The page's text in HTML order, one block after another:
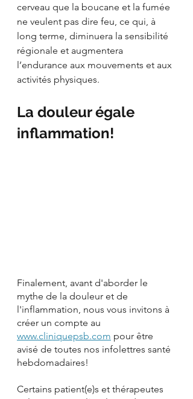
cerveau que la boucane et la fumée
ne veulent pas dire feu, ce qui, à
long terme, diminuera la sensibilité
régionale et augmentera
l’endurance aux mouvements et aux
activités physiques.
La douleur égale
inflammation!
Finalement, avant d'aborder le
mythe de la douleur et de
l'inflammation, nous vous invitons à
créer un compte au
www.cliniquepsb.com pour être
avisé de toutes nos infolettres santé
hebdomadaires!
Certains patient(e)s et thérapeutes